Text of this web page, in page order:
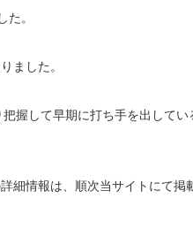
。
ました。
握して早期に打ち手を出してい
細情報は、順次当サイトにて掲